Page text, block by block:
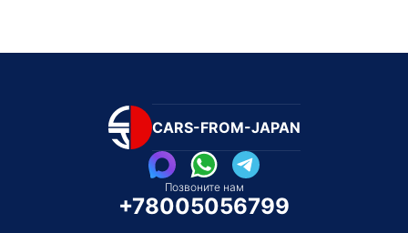
CARS-FROM-JAPAN
Позвоните нам
+78005056799